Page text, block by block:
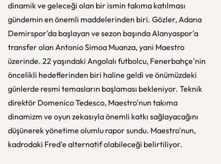
dinamik ve geleceği olan bir ismin takıma katılması
gündemin en önemli maddelerinden biri. Gözler, Adana
Demirspor'da başlayan ve sezon başında Alanyaspor'a
transfer olan Antonio Simoa Muanza, yani Maestro
üzerinde. 22 yaşındaki Angolalı futbolcu, Fenerbahçe'nin
öncelikli hedeflerinden biri haline geldi ve önümüzdeki
günlerde resmi temasların başlaması bekleniyor. Teknik
direktör Domenico Tedesco, Maestro'nun takıma
dinamizm ve oyun zekasıyla önemli katkı sağlayacağını
düşünerek yönetime olumlu rapor sundu. Maestro'nun,
kadrodaki Fred'e alternatif olabileceği belirtiliyor.